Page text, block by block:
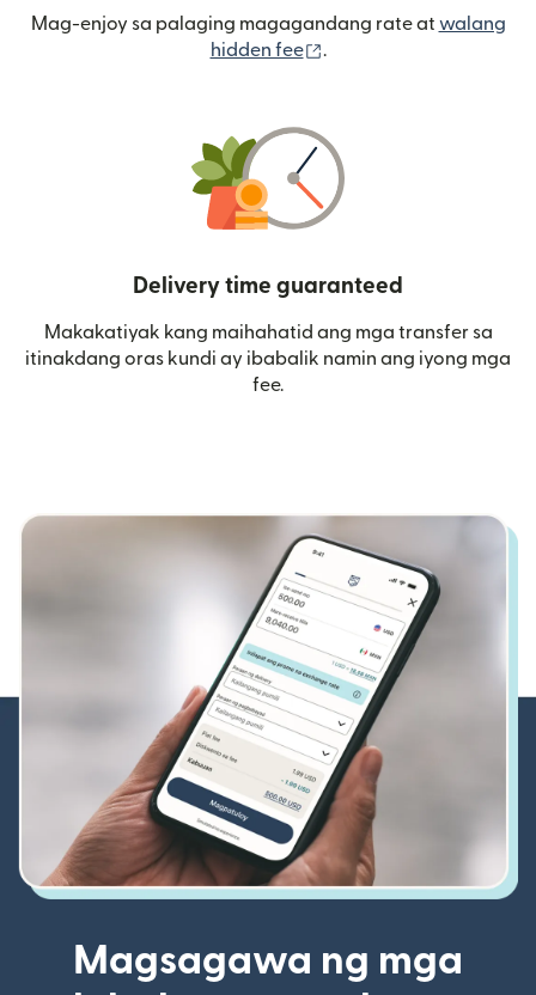
Mag-enjoy sa palaging magagandang rate at walang
hidden fee
.
Delivery time guaranteed
Makakatiyak kang maihahatid ang mga transfer sa
itinakdang oras kundi ay ibabalik namin ang iyong mga
fee.
Magsagawa ng mga